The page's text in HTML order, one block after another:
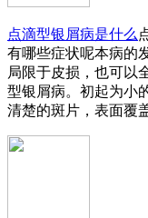
点滴型银屑病是什么
有哪些症状呢本病的
局限于皮损，也可以
型银屑病。初起为小
清楚的斑片，表面覆